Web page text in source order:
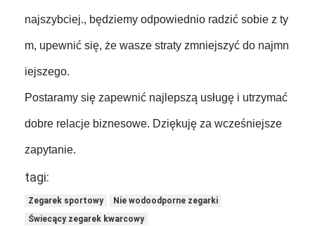
najszybciej., będziemy odpowiednio radzić sobie z ty
m, upewnić się, że wasze straty zmniejszyć do najmn
iejszego.
Postaramy się zapewnić najlepszą usługę i utrzymać
dobre relacje biznesowe. Dziękuję za wcześniejsze
zapytanie.
tagi:
Zegarek sportowy
Nie wodoodporne zegarki
Świecący zegarek kwarcowy